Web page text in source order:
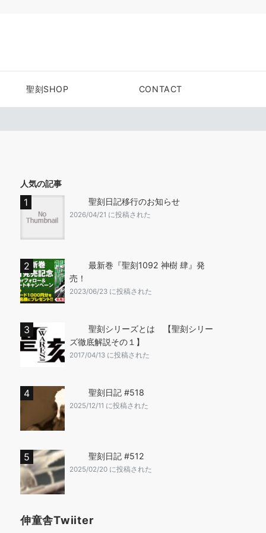
聖刻SHOP CONTACT
人気の記事
聖刻日記移行のお知らせ
2026/04/21 に投稿された
最新巻『聖刻1092 神樹 肆』発
売！
2023/06/23 に投稿された
聖刻シリーズとは 【聖刻シリー
ズ徹底解説その１】
2017/04/13 に投稿された
聖刻日記 #518
2025/12/11 に投稿された
聖刻日記 #512
2025/02/20 に投稿された
伸童舎Twiiter